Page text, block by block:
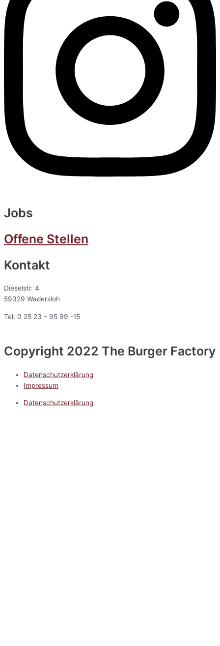
Jobs
Offene Stellen
Kontakt
Dieselstr. 4
59329 Wadersloh
Tel: 0 25 23 – 95 99 -15
Copyright 2022 The Burger Factory
Datenschutzerklärung
Impressum
Datenschutzerklärung